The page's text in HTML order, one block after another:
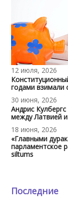
12 июля, 2026
годами взимали
30 июня, 2026
Андрис
между Латвией
18 июня, 2026
«Главными
парламентское
siltums
Последние